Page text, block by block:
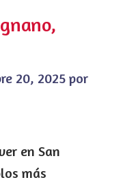
20, 2025por
en San
más